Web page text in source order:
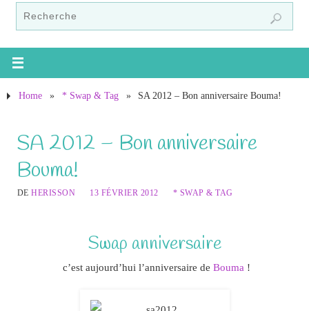
Home » * Swap & Tag » SA 2012 – Bon anniversaire Bouma!
SA 2012 – Bon anniversaire
Bouma!
DEHERISSON 13 FÉVRIER 2012 * SWAP & TAG
Swap anniversaire
c’est aujourd’hui l’anniversaire de Bouma !